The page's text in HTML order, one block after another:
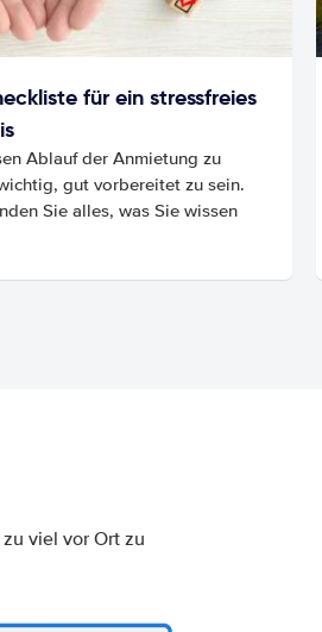
für ein stressfreies
Ablauf der Anmietung zu
gut vorbereitet zu sein.
Sie alles, was Sie wissen
viel vor Ort zu